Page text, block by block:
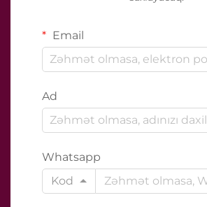
Email
Ad
Whatsapp
Kod